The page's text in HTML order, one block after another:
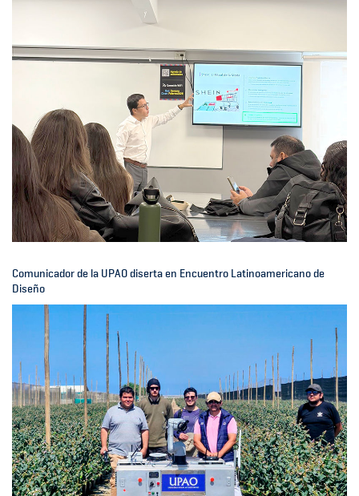
Comunicador de la UPAO diserta en Encuentro Latinoamericano de
Diseño